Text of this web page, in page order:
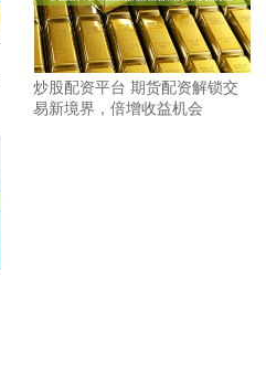
炒股配资平台 期货配资解锁交
易新境界，倍增收益机会